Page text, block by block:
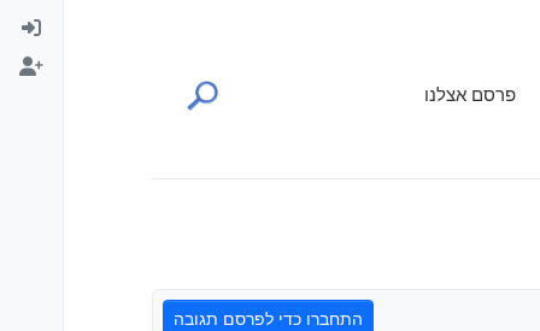
פרסם אצלנו
התחברו כדי לפרסם תגובה